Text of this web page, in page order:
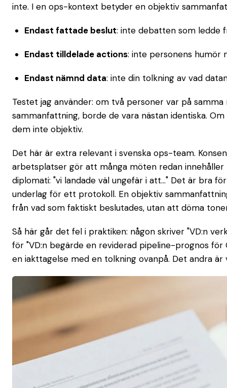
inte. I en ops-kontext betyder en objektiv
Endast fattade beslut: inte debatten som ledde
Endast tilldelade actions: inte personens humör
Endast nämnd data: inte din tolkning av vad
Testet jag använder: om två personer var på
sammanfattning, borde de vara nästan identiska.
dem inte objektiv.
Det här är extra relevant i svenska ops-team.
arbetsplatser gör att många möten redan
diplomati: "vi landade väl ungefär i att..." Det är bra
underlag för ett protokoll. En objektiv
från vad som faktiskt beslutades, utan att döma
Så här går det fel i praktiken: någon skriver "VD:n
för "VD:n begärde en reviderad pipeline-prognos för
en iakttagelse med en tolkning ovanpå. Det andra är